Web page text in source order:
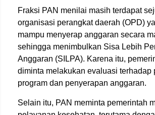
Fraksi PAN menilai masih terdapat
organisasi perangkat daerah (OPD)
mampu menyerap anggaran secara
sehingga menimbulkan Sisa Lebih
Anggaran (SILPA). Karena itu,
diminta melakukan evaluasi terhadap
program dan penyerapan anggaran.
Selain itu, PAN meminta pemerintah